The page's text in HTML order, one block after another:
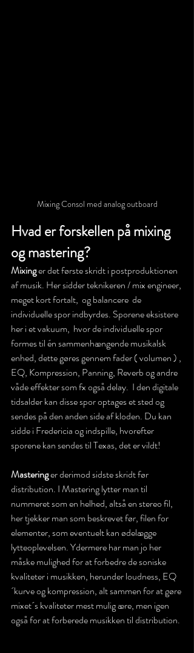
Mixing Consol med analog outboard
Hvad er forskellen på mixing
og mastering?
Mixing er det første skridt i postproduktionen
af musik. Her sidder teknikeren / mix engineer,
meget kort fortalt,  og balancere  de
individuelle spor indbyrdes. Sporene eksistere
her i et vakuum,  hvor de individuelle spor
formes til én sammenhængende musikalsk
enhed, dette gøres gennem fader ( volumen ) ,
EQ, Kompression, Panning, Reverb og andre
våde effekter som fx også delay.  I den digitale
tidsalder kan disse spor optages et sted og
sendes på den anden side af kloden. Du kan
sidde i Fredericia og indspille, hvorefter
sporene kan sendes til Texas, det er vildt!
Mastering er derimod sidste skridt før
distribution. I Mastering lytter man til
nummeret som en helhed, altså en stereo fil,
her tjekker man som beskrevet før, filen for
elementer, som eventuelt kan ødelægge
lytteoplevelsen. Ydermere har man jo her
måske mulighed for at forbedre de soniske
kvaliteter i musikken, herunder loudness, EQ
´kurve og kompression, alt sammen for at gøre
mixet´s kvaliteter mest mulig ære, men igen
også for at forberede musikken til distribution.